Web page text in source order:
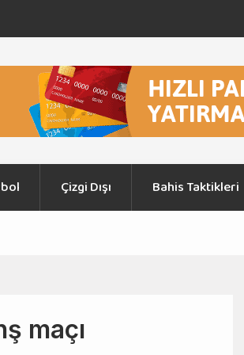
Turu Ajax – Shelbourne Maçı
Graz
Çizgi Dışı Bahis Taktikleri
maçı